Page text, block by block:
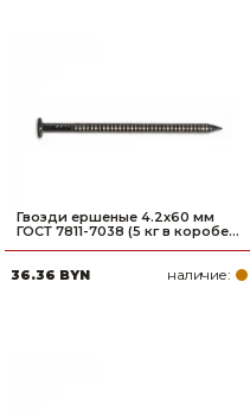
Гвозди ершеные 4.2х60 мм
ГОСТ 7811-7038 (5 кг в коробе...
36.36 BYN наличие: